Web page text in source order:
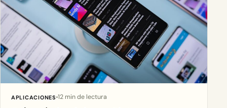
APLICACIONES 12 min de lectura